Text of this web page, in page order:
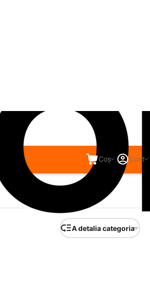
Coș Cont
A detalia categoria